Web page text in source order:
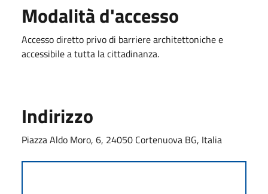
Modalità d'accesso
Accesso diretto privo di barriere architettoniche e
accessibile a tutta la cittadinanza.
Indirizzo
Piazza Aldo Moro, 6, 24050 Cortenuova BG, Italia